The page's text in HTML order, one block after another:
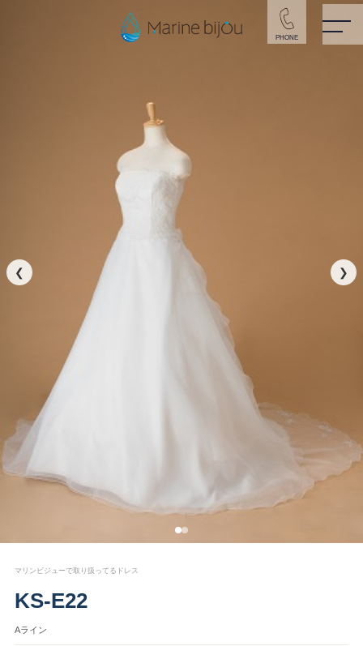
PHONE
❮ ❯
マリンビジューで取り扱ってるドレス
KS-E22
Aライン